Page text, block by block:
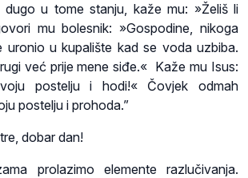
u tome stanju, kaže mu: »Želiš li
mu bolesnik: »Gospodine, nikoga
uronio u kupalište kad se voda uzbiba.
već prije mene siđe.« Kaže mu Isus:
postelju i hodi!« Čovjek odmah
postelju i prohoda.”
dobar dan!
prolazimo elemente razlučivanja.